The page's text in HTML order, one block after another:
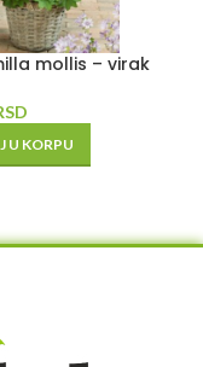
mollis – virak
U KORPU